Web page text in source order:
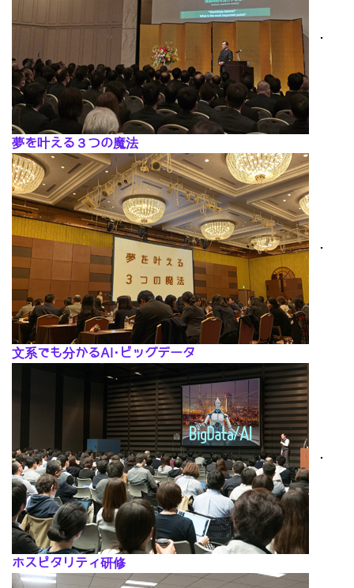
･
夢を叶える３つの魔法
･
文系でも分かるAI･ビッグデータ
･
ホスピタリティ研修